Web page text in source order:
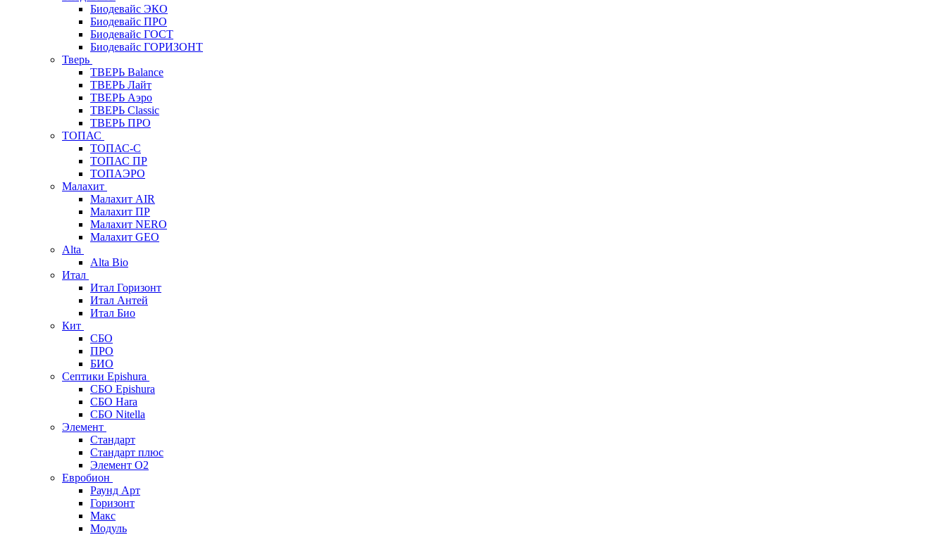
Биодевайс ЭКО
Биодевайс ПРО
Биодевайс ГОСТ
Биодевайс ГОРИЗОНТ
Тверь
ТВЕРЬ Balance
ТВЕРЬ Лайт
ТВЕРЬ Аэро
ТВЕРЬ Classic
ТВЕРЬ ПРО
ТОПАС
ТОПАС-С
ТОПАС ПР
ТОПАЭРО
Малахит
Малахит AIR
Малахит ПР
Малахит NERO
Малахит GEO
Alta
Alta Bio
Итал
Итал Горизонт
Итал Антей
Итал Био
Кит
СБО
ПРО
БИО
Септики Epishura
СБО Epishura
СБО Hara
СБО Nitella
Элемент
Стандарт
Стандарт плюс
Элемент О2
Евробион
Раунд Арт
Горизонт
Макс
Модуль